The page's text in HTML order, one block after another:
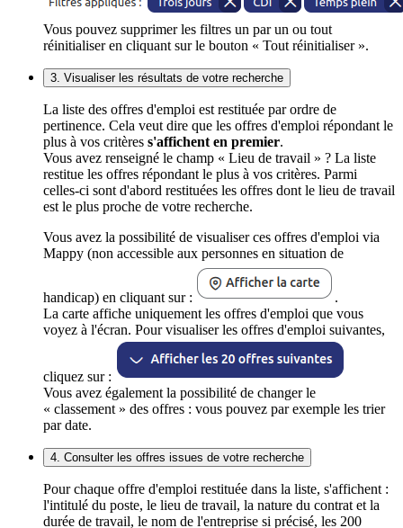
Vous pouvez supprimer les filtres un par un ou tout
réinitialiser en cliquant sur le bouton « Tout réinitialiser ».
3. Visualiser les résultats de votre recherche
La liste des offres d'emploi est restituée par ordre de
pertinence. Cela veut dire que les offres d'emploi répondant le
plus à vos critères s'affichent en premier.
Vous avez renseigné le champ « Lieu de travail » ? La liste
restitue les offres répondant le plus à vos critères. Parmi
celles-ci sont d'abord restituées les offres dont le lieu de travail
est le plus proche de votre recherche.
Vous avez la possibilité de visualiser ces offres d'emploi via
Mappy (non accessible aux personnes en situation de
handicap) en cliquant sur :
.
La carte affiche uniquement les offres d'emploi que vous
voyez à l'écran. Pour visualiser les offres d'emploi suivantes,
cliquez sur :
Vous avez également la possibilité de changer le
« classement » des offres : vous pouvez par exemple les trier
par date.
4. Consulter les offres issues de votre recherche
Pour chaque offre d'emploi restituée dans la liste, s'affichent :
l'intitulé du poste, le lieu de travail, la nature du contrat et la
durée de travail, le nom de l'entreprise si précisé, les 200